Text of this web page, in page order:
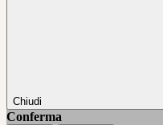
Chiudi
Conferma